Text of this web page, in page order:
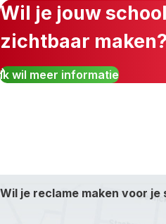
Wil je jouw
zichtbaar maken?
Ik wil meer informatie
Wil je reclame maken voor je